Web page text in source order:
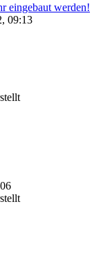
eingebaut werden!
09:13